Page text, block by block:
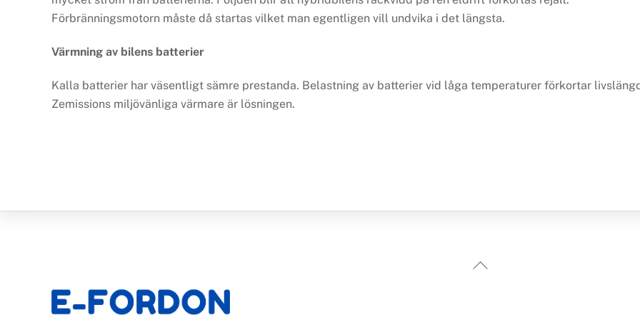
Förbränningsmotorn måste då startas vilket man egentligen vill undvika i det längsta.
Värmning av bilens batterier
Kalla batterier har väsentligt sämre prestanda. Belastning av batterier vid låga temperaturer förkortar
Zemissions miljövänliga värmare är lösningen.
Back